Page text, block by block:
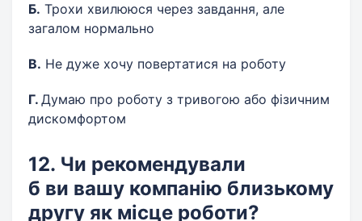
Б. Трохи хвилююся через завдання, але
загалом нормально
В. Не дуже хочу повертатися на роботу
Г. Думаю про роботу з тривогою або фізичним
дискомфортом
12. Чи рекомендували
б ви вашу компанію близькому
другу як місце роботи?